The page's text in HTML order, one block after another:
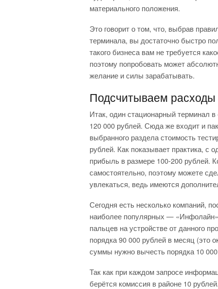
материального положения.
Это говорит о том, что, выбрав
терминала, вы достаточно быстро
такого бизнеса вам не требуется
поэтому попробовать может
желание и силы зарабатывать.
Подсчитываем расходы
Итак, один стационарный терминал
120 000 рублей. Сюда же входит и
выбранного раздела стоимость
рублей. Как показывает практика, с
прибыль в размере 100-200 рублей.
самостоятельно, поэтому можете
увлекаться, ведь имеются
Сегодня есть несколько компаний,
наиболее популярных —
пальцев на устройстве от данного
порядка 90 000 рублей в месяц (это
суммы нужно вычесть порядка 10
Так как при каждом запросе
берётся комиссия в районе 10